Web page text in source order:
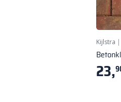
Kijlstra |
23,